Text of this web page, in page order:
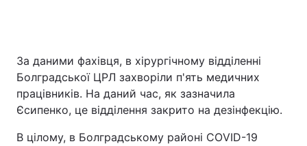
За даними фахівця, в хірургічному відділенні
Болградської ЦРЛ захворіли п'ять медичних
працівників. На даний час, як зазначила
Єсипенко, це відділення закрито на дезінфекцію.
В цілому, в Болградському районі СОVID-19